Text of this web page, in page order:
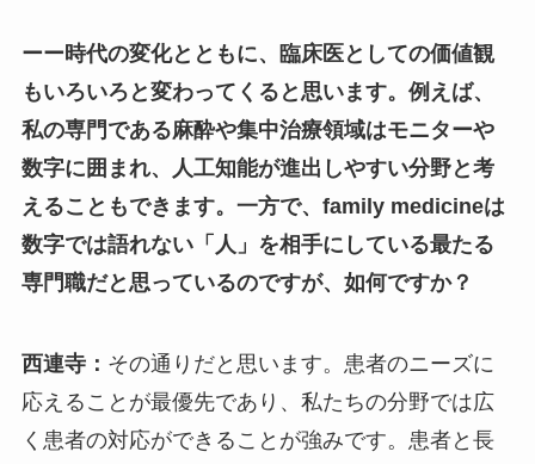
ーー時代の変化とともに、臨床医としての価値観
もいろいろと変わってくると思います。例えば、
私の専門である麻酔や集中治療領域はモニターや
数字に囲まれ、人工知能が進出しやすい分野と考
えることもできます。一方で、 family medicineは
数字では語れない「人」を相手にしている最たる
専門職だと思っているのですが、如何ですか？
西連寺： その通りだと思います。患者のニーズに
応えることが最優先であり、私たちの分野では広
く患者の対応ができることが強みです。患者と長